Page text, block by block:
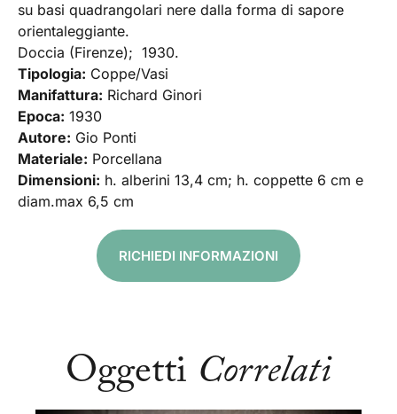
su basi quadrangolari nere dalla forma di sapore
orientaleggiante.
Doccia (Firenze); 1930.
Tipologia: Coppe/Vasi
Manifattura: Richard Ginori
Epoca: 1930
Autore: Gio Ponti
Materiale: Porcellana
Dimensioni: h. alberini 13,4 cm; h. coppette 6 cm e
diam.max 6,5 cm
RICHIEDI INFORMAZIONI
Oggetti Correlati